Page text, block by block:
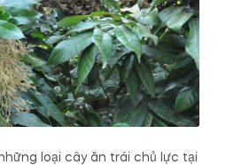
loại cây ăn trái chủ lực tại